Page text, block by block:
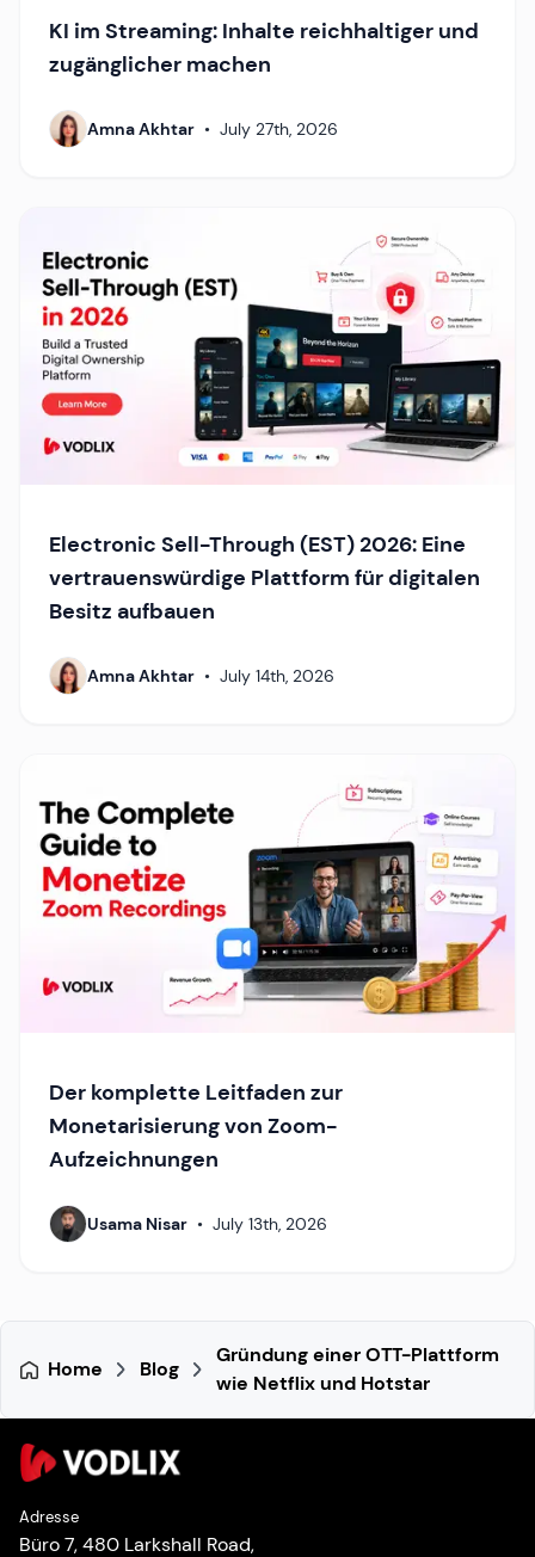
KI im Streaming: Inhalte reichhaltiger und
zugänglicher machen
Amna Akhtar • July 27th, 2026
Electronic Sell-Through (EST) 2026: Eine
vertrauenswürdige Plattform für digitalen
Besitz aufbauen
Amna Akhtar • July 14th, 2026
Der komplette Leitfaden zur
Monetarisierung von Zoom-
Aufzeichnungen
Usama Nisar • July 13th, 2026
Home Blog
Gründung einer OTT-Plattform
wie Netflix und Hotstar
Adresse
Büro 7, 480 Larkshall Road,